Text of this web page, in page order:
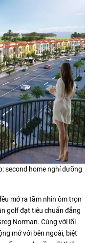
second home nghỉ dưỡng
mở ra tầm nhìn ôm trọn
golf đạt tiêu chuẩn đẳng
Norman. Cùng với lối
mở với bên ngoài, biệt